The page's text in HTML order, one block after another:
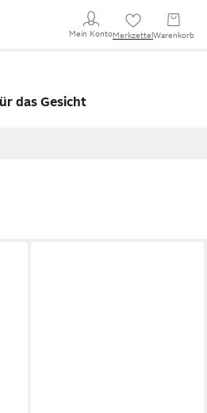
Mein KontoMerkzettel Warenkorb
das Gesicht